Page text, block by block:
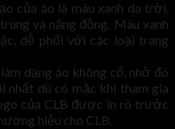
của áo là màu xanh da trời,
và năng động. Màu xanh
dễ phối với các loại trang
dạng áo không cổ, nhờ đó
nhất dù có mặc khi tham gia
của CLB được in rõ trước
hiệu cho CLB.